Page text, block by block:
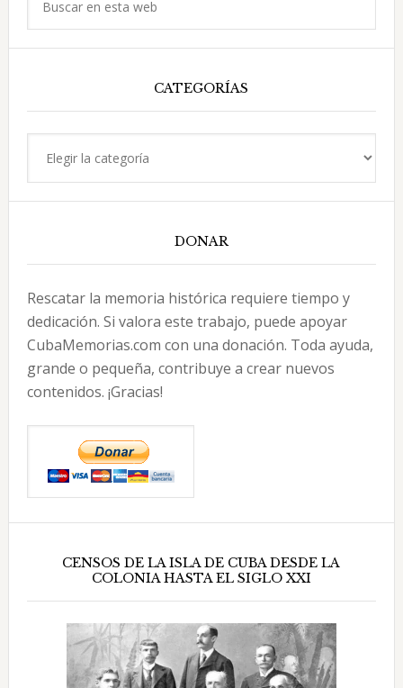
CATEGORÍAS
DONAR
Rescatar la memoria histórica requiere tiempo y
dedicación. Si valora este trabajo, puede apoyar
CubaMemorias.com con una donación. Toda ayuda,
grande o pequeña, contribuye a crear nuevos
contenidos. ¡Gracias!
CENSOS DE LA ISLA DE CUBA DESDE LA
COLONIA HASTA EL SIGLO XXI